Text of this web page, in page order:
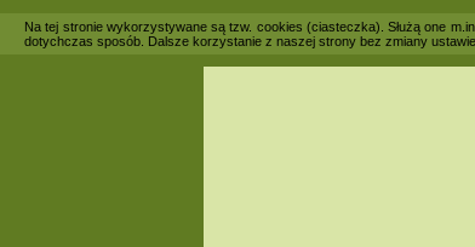
Na tej stronie wykorzystywane są tzw. cookies (ciasteczka). Służą one
dotychczas sposób. Dalsze korzystanie z naszej strony bez zmiany